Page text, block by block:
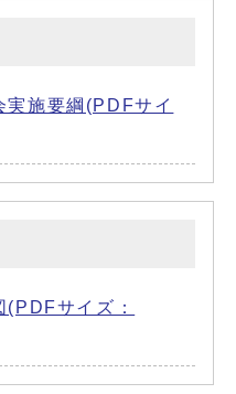
実施要綱(PDFサイ
サイズ：